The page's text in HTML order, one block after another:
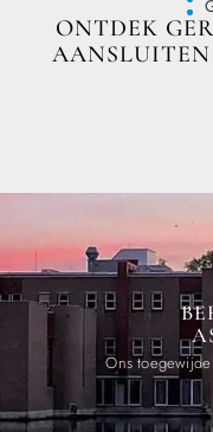
ONTDEK
AANSLUITEN
Ons